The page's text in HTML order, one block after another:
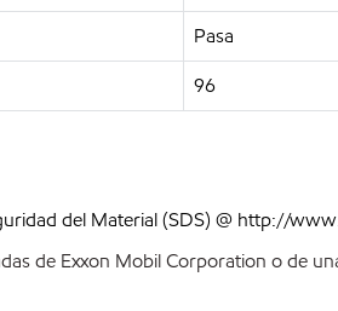
Pasa
96
del Material (SDS) @ http://
de Exxon Mobil Corporation o de